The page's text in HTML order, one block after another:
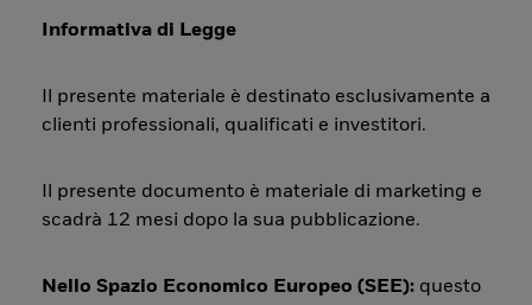
Informativa di Legge
Il presente materiale è destinato esclusivamente a
clienti professionali, qualificati e investitori.
Il presente documento è materiale di marketing e
scadrà 12 mesi dopo la sua pubblicazione.
Nello Spazio Economico Europeo (SEE): questo